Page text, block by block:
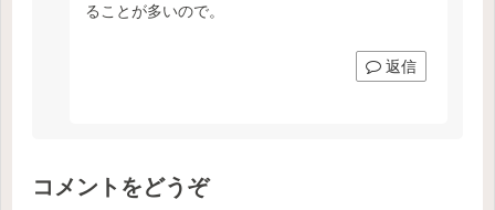
ることが多いので。
返信
コメントをどうぞ